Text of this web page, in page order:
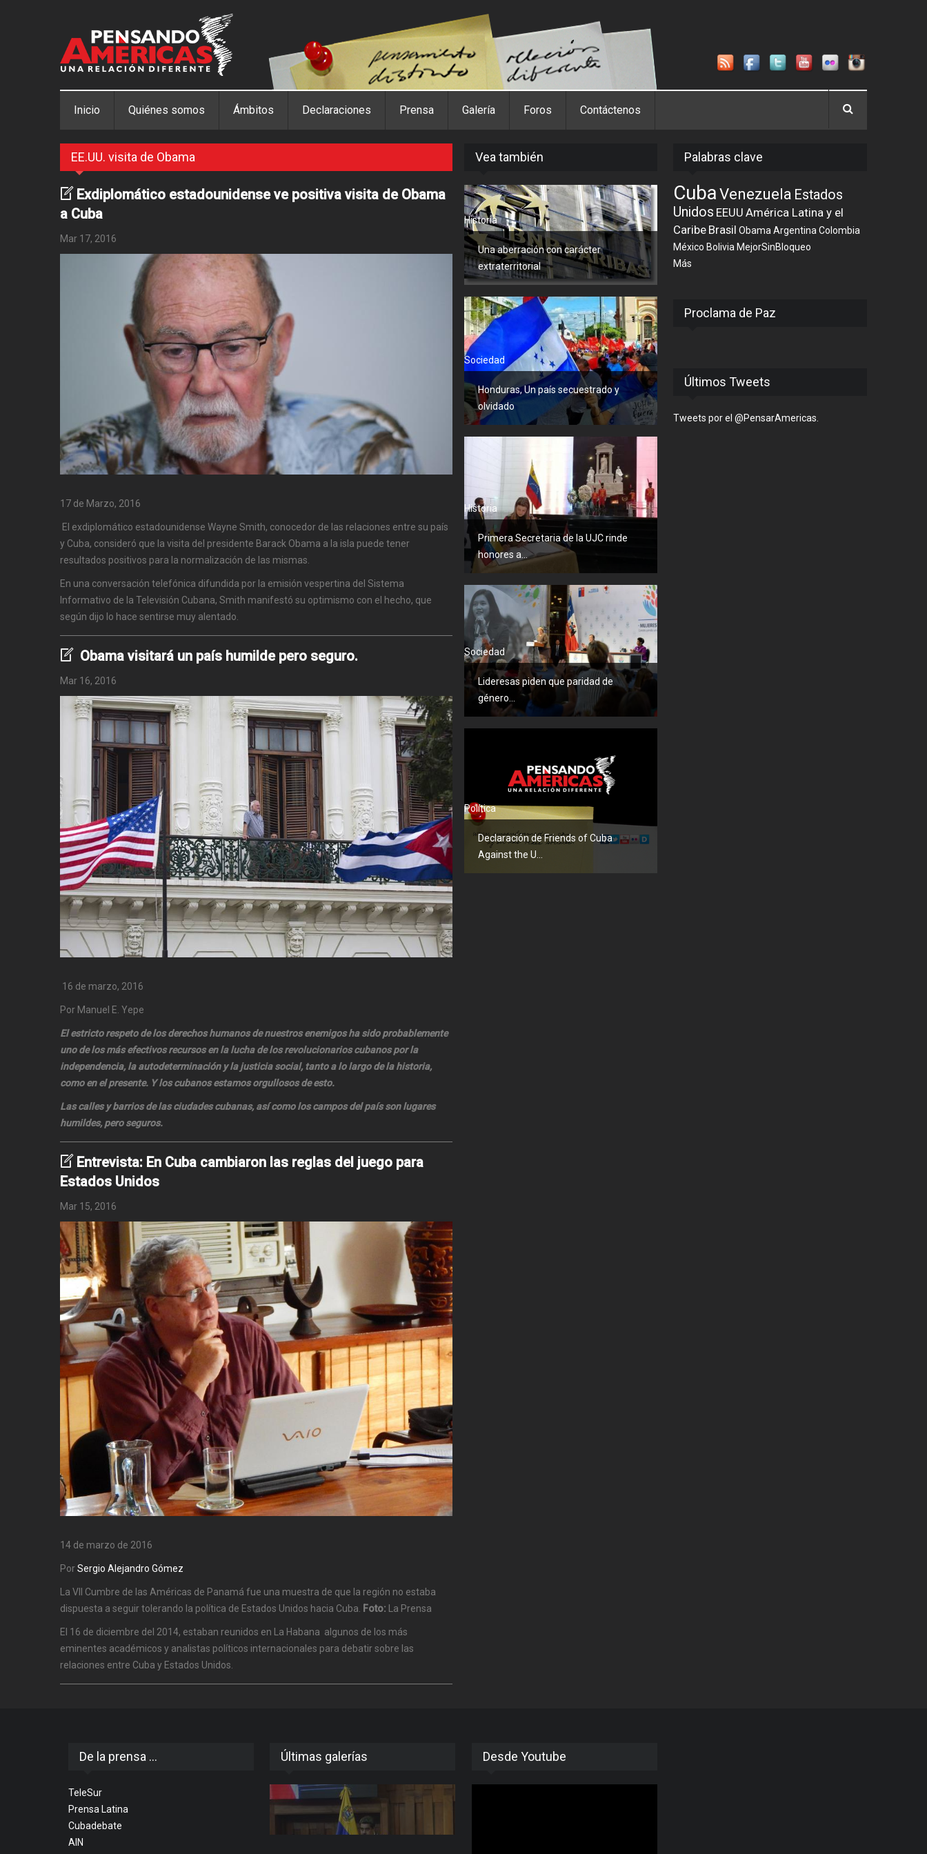
Inicio Quiénes somos Ámbitos Declaraciones Prensa Galería Foros Contáctenos
EE.UU. visita de Obama
Exdiplomático estadounidense ve positiva visita de Obama
a Cuba
Mar 17, 2016
17 de Marzo, 2016
El exdiplomático estadounidense Wayne Smith, conocedor de las relaciones entre su país
y Cuba, consideró que la visita del presidente Barack Obama a la isla puede tener
resultados positivos para la normalización de las mismas.
En una conversación telefónica difundida por la emisión vespertina del Sistema
Informativo de la Televisión Cubana, Smith manifestó su optimismo con el hecho, que
según dijo lo hace sentirse muy alentado.
Obama visitará un país humilde pero seguro.
Mar 16, 2016
16 de marzo, 2016
Por Manuel E. Yepe
El estricto respeto de los derechos humanos de nuestros enemigos ha sido probablemente
uno de los más efectivos recursos en la lucha de los revolucionarios cubanos por la
independencia, la autodeterminación y la justicia social, tanto a lo largo de la historia,
como en el presente. Y los cubanos estamos orgullosos de esto.
Las calles y barrios de las ciudades cubanas, así como los campos del país son lugares
humildes, pero seguros.
Entrevista: En Cuba cambiaron las reglas del juego para
Estados Unidos
Mar 15, 2016
14 de marzo de 2016
PorSergio Alejandro Gómez
La VII Cumbre de las Américas de Panamá fue una muestra de que la región no estaba
dispuesta a seguir tolerando la política de Estados Unidos hacia Cuba. Foto: La Prensa
El 16 de diciembre del 2014, estaban reunidos en La Habana algunos de los más
eminentes académicos y analistas políticos internacionales para debatir sobre las
relaciones entre Cuba y Estados Unidos.
Vea también
Historia
Una aberración con carácter
extraterritorial
Sociedad
Honduras, Un país secuestrado y
olvidado
Historia
Primera Secretaria de la UJC rinde
honores a...
Sociedad
Lideresas piden que paridad de
género...
Política
Declaración de Friends of Cuba
Against the U...
Palabras clave
CubaVenezuela Estados
Unidos EEUU América Latina y el
Caribe Brasil Obama Argentina Colombia
México Bolivia MejorSinBloqueo
Más
Proclama de Paz
Últimos Tweets
Tweets por el @PensarAmericas.
De la prensa ...
TeleSur
Prensa Latina
Cubadebate
AIN
Últimas galerías Desde Youtube